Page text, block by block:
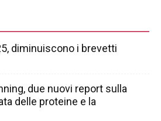
diminuiscono i brevetti
due nuovi report sulla
delle proteine e la